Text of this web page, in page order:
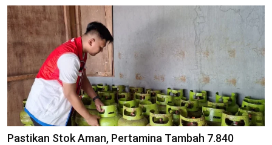
Pastikan Stok Aman, Pertamina Tambah 7.840